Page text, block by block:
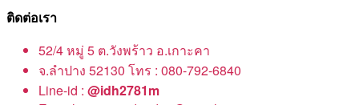
ติดต่อเรา
52/4 หมู่ 5 ต.วังพร้าว อ.เกาะคา
จ.ลำปาง 52130 โทร : 080-792-6840
Line-id : @idh2781m